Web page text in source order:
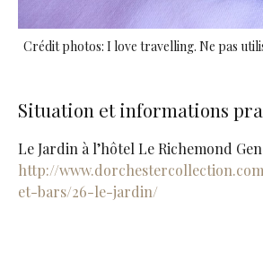
Crédit photos: I love travelling. Ne pas
Situation et informations
Le Jardin à l’hôtel Le Richemond
http://
et-bars/26-le-jardin/